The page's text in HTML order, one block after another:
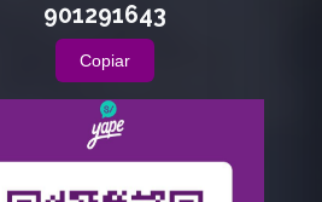
901291643
Copiar